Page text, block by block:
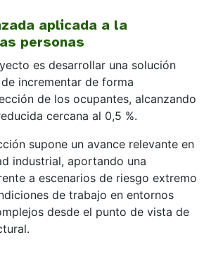
aplicada a la
personas
es desarrollar una solución
incrementar de forma
de los ocupantes, alcanzando
cercana al 0,5 %.
supone un avance relevante en
industrial, aportando una
a escenarios de riesgo extremo
de trabajo en entornos
desde el punto de vista de